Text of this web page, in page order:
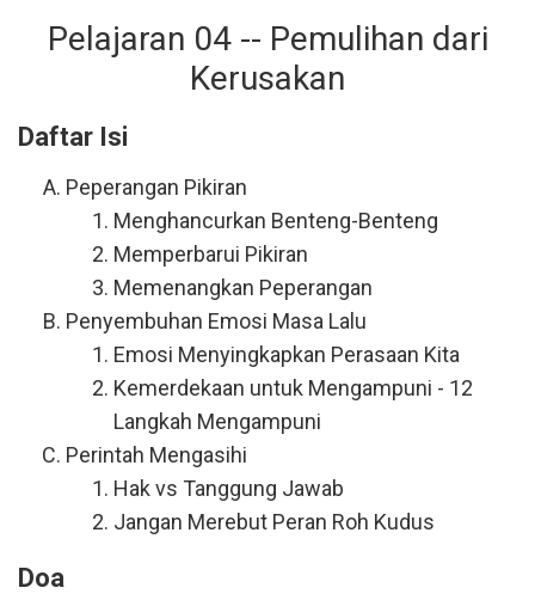
Pelajaran 04 -- Pemulihan dari
Kerusakan
Daftar Isi
Peperangan Pikiran
Menghancurkan Benteng-Benteng
Memperbarui Pikiran
Memenangkan Peperangan
Penyembuhan Emosi Masa Lalu
Emosi Menyingkapkan Perasaan Kita
Kemerdekaan untuk Mengampuni - 12
Langkah Mengampuni
Perintah Mengasihi
Hak vs Tanggung Jawab
Jangan Merebut Peran Roh Kudus
Doa